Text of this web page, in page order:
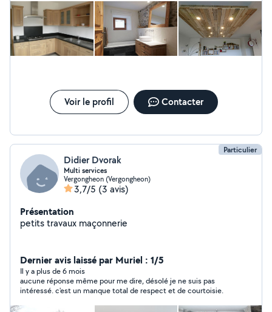
même pour le travail effectué.
Voir le profil Contacter
Particulier
Didier Dvorak
Multi services
Vergongheon (Vergongheon)
3,7/5 (3 avis)
Présentation
petits travaux maçonnerie
Dernier avis laissé par Muriel : 1/5
Il y a plus de 6 mois
aucune réponse même pour me dire, désolé je ne suis pas
intéressé. c'est un manque total de respect et de courtoisie.